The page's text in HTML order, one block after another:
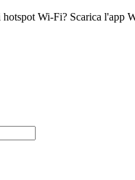
Wi-Fi? Scarica l'app